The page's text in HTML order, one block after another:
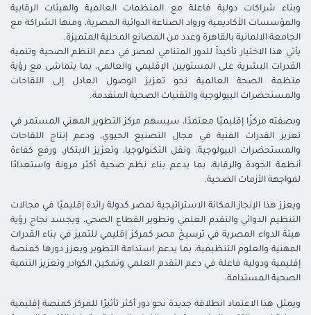
وبناء شراكات دولية فاعلة مع المنظمات العالمية والهيئات الرقابية
والمؤسسات الأكاديمية ورواد الصناعة الدوائية المصرية، ومنها الشراكة مع
الجامعة الالمانية بالقاهرة وعدد من المصانع المحلية المتميزة.
يأتي هذا الاختيار تأكيداً للدور المتنامي لمصر في دعم النظم الصحية وتنمية
القدرات البشرية على المستويين الإقليمي والعالمي، بما يتماشى مع رؤية
منظمة الصحة العالمية نحو تعزيز الوصول العادل إلى اللقاحات
والمستحضرات البيولوجية والتقنيات الصحية المتقدمة.
وبصفته مركزًا إقليميًا معتمدًا، سيسهم مركز التطوير المهني المستمر في
تعزيز القدرات الفنية في مجال التصنيع الحيوي، ودعم إنتاج اللقاحات
والمستحضرات البيولوجية، ونقل التكنولوجيا، وتعزيز الابتكار، ورفع كفاءة
أنظمة الجودة والرقابة، بما يدعم بناء نظم صحية أكثر مرونة واستعدادًا
لمواجهة الأزمات الصحية.
ويعزز هذا الإنجاز المكانة الاستراتيجية لمصر كدولة رائدة إقليميًا في مجالات
التنظيم الدوائي والتقدم العلمي وتطوير القطاع الصحي، ويجسد نجاح رؤية
هيئة الدواء المصرية في ترسيخ مصر كمركز إقليمي للتميز في بناء القدرات
المهنية والعلوم التنظيمية، بما يدعم استدامة التطوير ويعزز دورها كمنصة
إقليمية ودولية فاعلة في دعم التقدم العلمي وتمكين الكوادر وتعزيز التنمية
الصحية المستدامة.
ويمثل هذا الاعتماد انطلاقة جديدة نحو دور أكثر تأثيرًا للمركز كمنصة إقليمية